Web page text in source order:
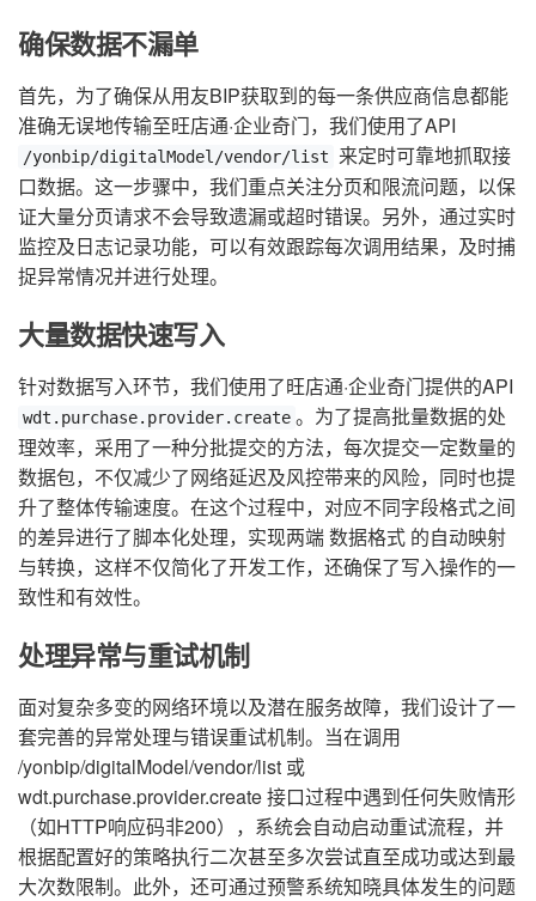
确保数据不漏单
首先，为了确保从用友BIP获取到的每一条供应商信息都能
准确无误地传输至旺店通·企业奇门，我们使用了API
/yonbip/digitalModel/vendor/list
来定时可靠地抓取接
口数据。这一步骤中，我们重点关注分页和限流问题，以保
证大量分页请求不会导致遗漏或超时错误。另外，通过实时
监控及日志记录功能，可以有效跟踪每次调用结果，及时捕
捉异常情况并进行处理。
大量数据快速写入
针对数据写入环节，我们使用了旺店通·企业奇门提供的API
wdt.purchase.provider.create 。为了提高批量数据的处
理效率，采用了一种分批提交的方法，每次提交一定数量的
数据包，不仅减少了网络延迟及风控带来的风险，同时也提
升了整体传输速度。在这个过程中，对应不同字段格式之间
的差异进行了脚本化处理，实现两端 数据格式 的自动映射
与转换，这样不仅简化了开发工作，还确保了写入操作的一
致性和有效性。
处理异常与重试机制
面对复杂多变的网络环境以及潜在服务故障，我们设计了一
套完善的异常处理与错误重试机制。当在调用
/yonbip/digitalModel/vendor/list 或
wdt.purchase.provider.create 接口过程中遇到任何失败情形
（如HTTP响应码非200），系统会自动启动重试流程，并
根据配置好的策略执行二次甚至多次尝试直至成功或达到最
大次数限制。此外，还可通过预警系统知晓具体发生的问题